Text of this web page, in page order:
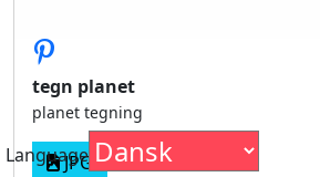
tegn planet
planet tegning
JPG
Language